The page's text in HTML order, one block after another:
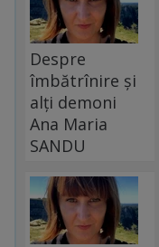
Despre
îmbătrînire și
alți demoni
Ana Maria
SANDU